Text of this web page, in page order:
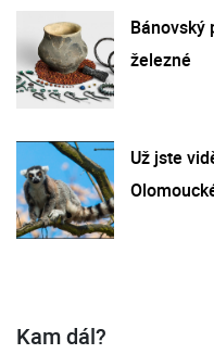
Bánovský
železné
Už jste
Kam dál?